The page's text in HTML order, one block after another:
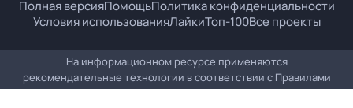
Полная версияПомощьПолитика конфиденциальности
Условия использованияЛайкиТоп-100Все проекты
На информационном ресурсе применяются
рекомендательные технологии в соответствии с Правилами